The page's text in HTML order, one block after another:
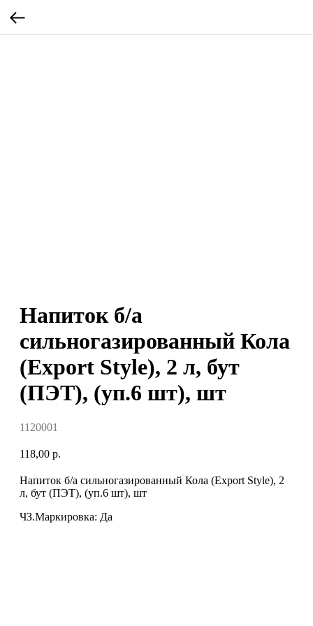
Напиток б/а
сильногазированный Кола
(Export Style), 2 л, бут
(ПЭТ), (уп.6 шт), шт
1120001
118,00 р.
Напиток б/а сильногазированный Кола (Export Style), 2
л, бут (ПЭТ), (уп.6 шт), шт
ЧЗ.Маркировка: Да